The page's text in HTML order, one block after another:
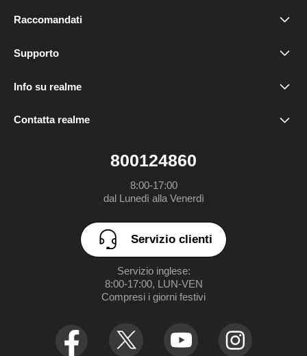
Raccomandati
realme P4x
realme P4 Lite
realme C100 5G
realme GT 8 Pro
Supporto
FAQ
Servizio riparazioni
Info su realme
Il nostro marchio
Contatta realme
800124860
8:00-17:00
dal Lunedì alla Venerdì
Servizio clienti
Servizio inglese:
8:00-17:00, LUN-VEN
Compresi i giorni festivi